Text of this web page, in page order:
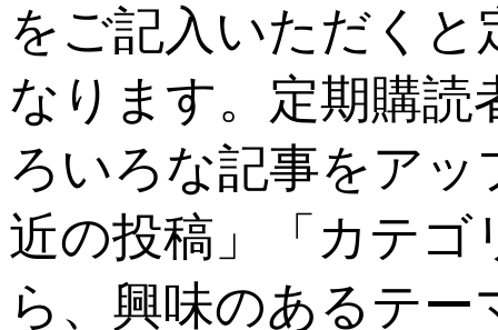
をご記入いただくと
なります。定期購読
ろいろな記事をア
近の投稿」「カテゴ
ら、興味のあるテ